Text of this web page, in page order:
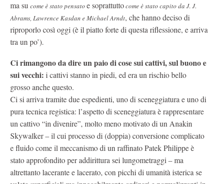
ma su come è stato pensato e soprattuttocome è stato capito da J. J.
Abrams, Lawrence Kasdan e Michael Arndt, che hanno deciso di
riproporlo così oggi (è il piatto forte di questa riflessione, e arriva
tra un po’).
Ci rimangono da dire un paio di cose sui cattivi, sul buono e
sui vecchi: i cattivi stanno in piedi, ed era un rischio bello
grosso anche questo.
Ci si arriva tramite due espedienti, uno di sceneggiatura e uno di
pura tecnica registica: l’aspetto di sceneggiatura è rappresentare
un cattivo “in divenire”, molto meno motivato di un Anakin
Skywalker – il cui processo di (doppia) conversione complicato
e fluido come il meccanismo di un raffinato Patek Philippe è
stato approfondito per addirittura sei lungometraggi – ma
altrettanto lacerante e lacerato, con picchi di umanità isterica se